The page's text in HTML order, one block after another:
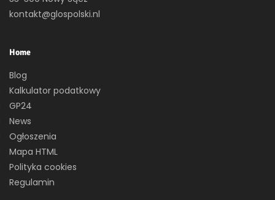
kontakt@glospolski.nl
Home
Blog
Kalkulator podatkowy
GP24
News
Ogłoszenia
Mapa HTML
Polityka cookies
Regulamin